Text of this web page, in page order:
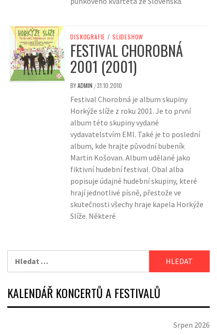
DISKOGRAFIE / SLIDESHOW
FESTIVAL CHOROBNÁ
2001 (2001)
BYADMIN /31.10.2010
Festival Chorobná je album skupiny
Horkýže slíže z roku 2001. Je to první
album této skupiny vydané
vydavatelstvím EMI. Také je to poslední
album, kde hrajte původní bubeník
Martin Košovan. Album udělané jako
fiktivní hudební festival. Obal alba
popisuje údajné hudební skupiny, které
hrají jednotlivé písně, přestože ve
skutečnosti všechy hraje kapela Horkýže
Slíže. Některé
KALENDÁŘ KONCERTŮ A FESTIVALŮ
Srpen 2026